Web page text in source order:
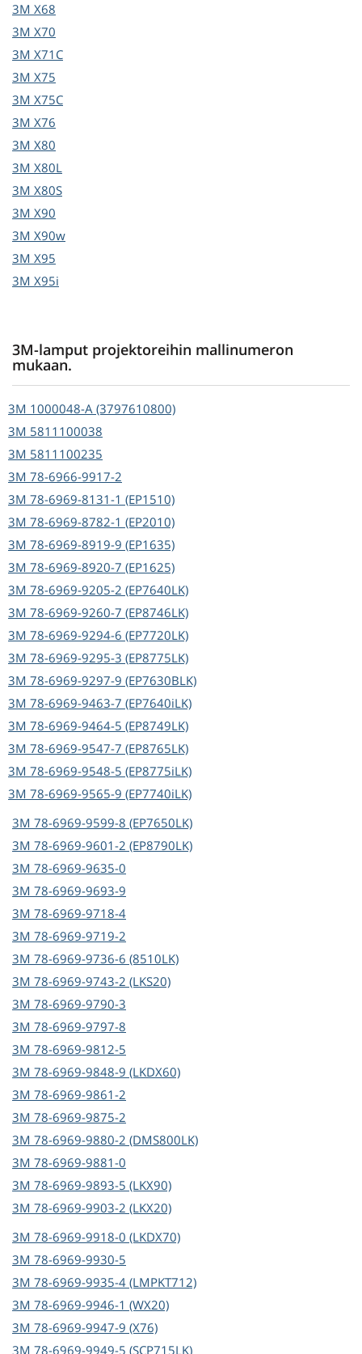
3M X68
3M X70
3M X71C
3M X75
3M X75C
3M X76
3M X80
3M X80L
3M X80S
3M X90
3M X90w
3M X95
3M X95i
3M-lamput projektoreihin mallinumeron
mukaan.
3M 1000048-A (3797610800)
3M 5811100038
3M 5811100235
3M 78-6966-9917-2
3M 78-6969-8131-1 (EP1510)
3M 78-6969-8782-1 (EP2010)
3M 78-6969-8919-9 (EP1635)
3M 78-6969-8920-7 (EP1625)
3M 78-6969-9205-2 (EP7640LK)
3M 78-6969-9260-7 (EP8746LK)
3M 78-6969-9294-6 (EP7720LK)
3M 78-6969-9295-3 (EP8775LK)
3M 78-6969-9297-9 (EP7630BLK)
3M 78-6969-9463-7 (EP7640iLK)
3M 78-6969-9464-5 (EP8749LK)
3M 78-6969-9547-7 (EP8765LK)
3M 78-6969-9548-5 (EP8775iLK)
3M 78-6969-9565-9 (EP7740iLK)
3M 78-6969-9599-8 (EP7650LK)
3M 78-6969-9601-2 (EP8790LK)
3M 78-6969-9635-0
3M 78-6969-9693-9
3M 78-6969-9718-4
3M 78-6969-9719-2
3M 78-6969-9736-6 (8510LK)
3M 78-6969-9743-2 (LKS20)
3M 78-6969-9790-3
3M 78-6969-9797-8
3M 78-6969-9812-5
3M 78-6969-9848-9 (LKDX60)
3M 78-6969-9861-2
3M 78-6969-9875-2
3M 78-6969-9880-2 (DMS800LK)
3M 78-6969-9881-0
3M 78-6969-9893-5 (LKX90)
3M 78-6969-9903-2 (LKX20)
3M 78-6969-9918-0 (LKDX70)
3M 78-6969-9930-5
3M 78-6969-9935-4 (LMPKT712)
3M 78-6969-9946-1 (WX20)
3M 78-6969-9947-9 (X76)
3M 78-6969-9949-5 (SCP715LK)